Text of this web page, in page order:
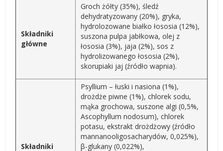
Składniki
główne
Groch żółty (35%), śledź
dehydratyzowany (20%), gryka,
hydrolozowane białko łososia (12%),
suszona pulpa jabłkowa, olej z
łososia (3%), jaja (2%), sos z
hydrolizowanego łososia (2%),
skorupiaki jaj (źródło wapnia).
Składniki
Psyllium – łuski i nasiona (1%),
drożdże piwne (1%), chlorek sodu,
mąka grochowa, suszone algi (0,5%,
Ascophyllum nodosum), chlorek
potasu, ekstrakt drożdżowy (źródło
mannanooligosacharydów, 0,025%),
β-glukany (0,022%),